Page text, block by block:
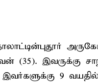
(35). இவருக்கு
9